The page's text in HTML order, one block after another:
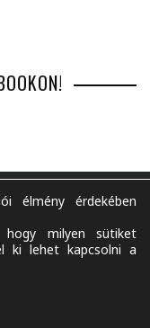
RSS
élmény érdekében
milyen sütiket
ki lehet kapcsolni a